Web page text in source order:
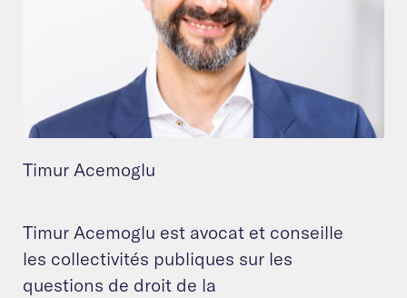
Timur Acemoglu
Timur Acemoglu est avocat et conseille
les collectivités publiques sur les
questions de droit de la